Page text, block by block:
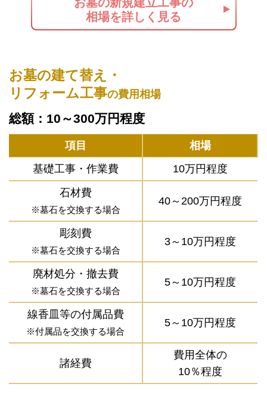
相場を詳しく見る
お墓の建て替え・
リフォーム工事の費用相場
総額：10～300万円程度
項目
相場
基礎工事・作業費
10万円程度
石材費
※墓石を交換する場合
40～200万円程度
彫刻費
※墓石を交換する場合
3～10万円程度
廃材処分・撤去費
※墓石を交換する場合
5～10万円程度
線香皿等の付属品費
※付属品を交換する場合
5～10万円程度
諸経費
費用全体の
10％程度